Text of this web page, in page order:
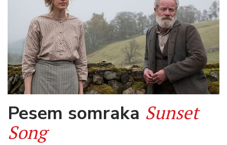
Pesem somraka Sunset
Song